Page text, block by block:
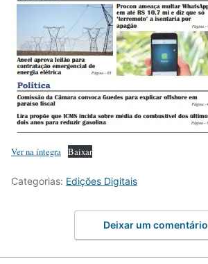
Ver na íntegra Baixar
Categorias: Edições Digitais
Deixar um comentário